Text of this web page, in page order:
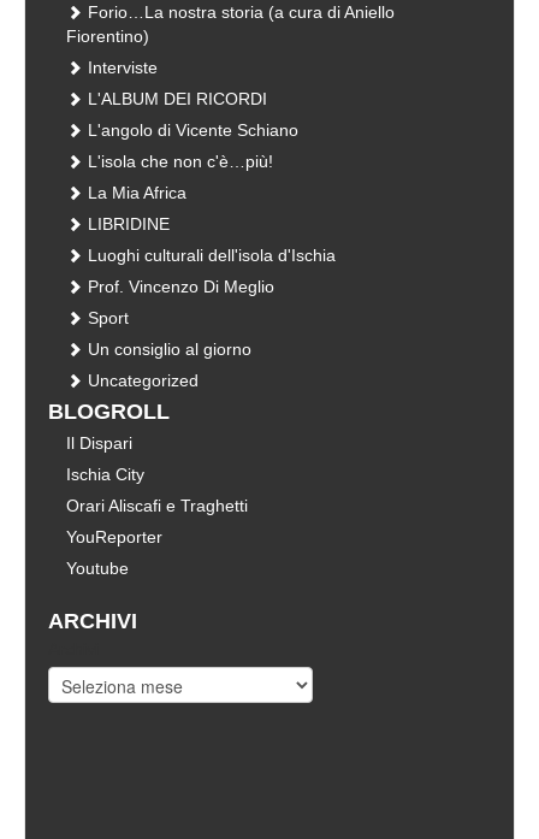
Forio…La nostra storia (a cura di Aniello
Fiorentino)
Interviste
L'ALBUM DEI RICORDI
L'angolo di Vicente Schiano
L'isola che non c'è…più!
La Mia Africa
LIBRIDINE
Luoghi culturali dell'isola d'Ischia
Prof. Vincenzo Di Meglio
Sport
Un consiglio al giorno
Uncategorized
BLOGROLL
Il Dispari
Ischia City
Orari Aliscafi e Traghetti
YouReporter
Youtube
ARCHIVI